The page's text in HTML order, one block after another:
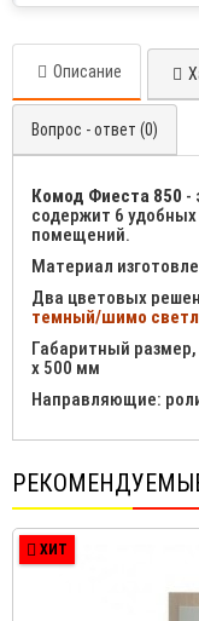
Описание
Вопрос - ответ (0)
Комод Фиеста 850 -
содержит 6
помещений.
Материал
Два цветовых
темный/шимо
Габаритный
х 500 мм
Направляющие:
ХИТ